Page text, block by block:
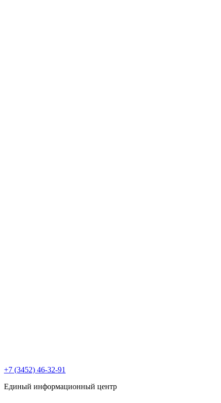
+7 (3452) 46-32-91
Единый информационный центр